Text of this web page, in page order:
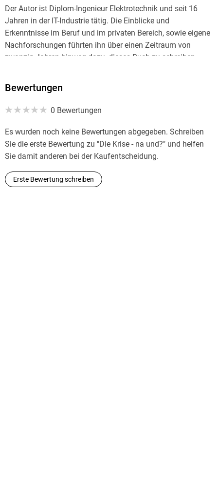
Der Autor ist Diplom-Ingenieur Elektrotechnik und seit 16
Jahren in der IT-Industrie tätig. Die Einblicke und
Erkenntnisse im Beruf und im privaten Bereich, sowie eigene
Nachforschungen führten ihn über einen Zeitraum von
zwanzig Jahren hinweg dazu, dieses Buch zu schreiben.
Bewertungen
0 Bewertungen
Es wurden noch keine Bewertungen abgegeben. Schreiben
Sie die erste Bewertung zu "Die Krise - na und?" und helfen
Sie damit anderen bei der Kaufentscheidung.
Erste Bewertung schreiben